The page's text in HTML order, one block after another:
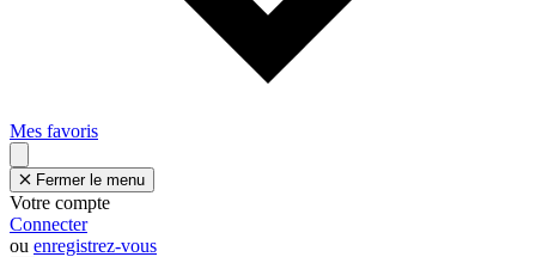
Mes favoris
Fermer le menu
Votre compte
Connecter
ou enregistrez-vous